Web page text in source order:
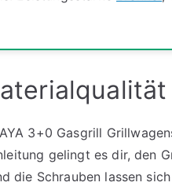
3+0 Gasgrill
gelingt es dir, den
die Schrauben lassen